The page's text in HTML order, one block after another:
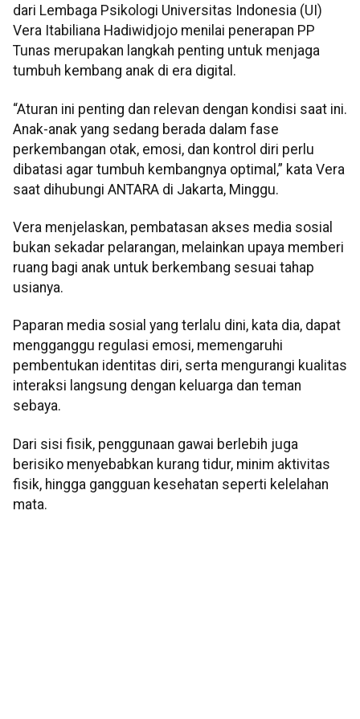
dari Lembaga Psikologi Universitas Indonesia (UI)
Vera Itabiliana Hadiwidjojo menilai penerapan PP
Tunas merupakan langkah penting untuk menjaga
tumbuh kembang anak di era digital.
“Aturan ini penting dan relevan dengan kondisi saat ini.
Anak-anak yang sedang berada dalam fase
perkembangan otak, emosi, dan kontrol diri perlu
dibatasi agar tumbuh kembangnya optimal,” kata Vera
saat dihubungi ANTARA di Jakarta, Minggu.
Vera menjelaskan, pembatasan akses media sosial
bukan sekadar pelarangan, melainkan upaya memberi
ruang bagi anak untuk berkembang sesuai tahap
usianya.
Paparan media sosial yang terlalu dini, kata dia, dapat
mengganggu regulasi emosi, memengaruhi
pembentukan identitas diri, serta mengurangi kualitas
interaksi langsung dengan keluarga dan teman
sebaya.
Dari sisi fisik, penggunaan gawai berlebih juga
berisiko menyebabkan kurang tidur, minim aktivitas
fisik, hingga gangguan kesehatan seperti kelelahan
mata.